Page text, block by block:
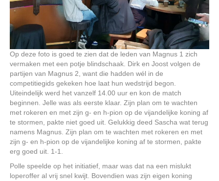
Op deze foto is goed te zien dat de leden van Magnus 1 zich
vermaken met een potje blindschaak. Dirk en Joost volgen de
partijen van Magnus 2, want die hadden wél in de
competitiegids gekeken hoe laat hun wedstrijd begon.
Uiteindelijk werd het vanzelf 14.00 uur en kon de match
beginnen. Jelle was als eerste klaar. Zijn plan om te wachten
met rokeren en met zijn g- en h-pion op de vijandelijke koning af
te stormen, pakte niet goed uit. Gelukkig deed Sascha wat terug
namens Magnus. Zijn plan om te wachten met rokeren en met
zijn g- en h-pion op de vijandelijke koning af te stormen, pakte
erg goed uit. 1-1.
Polle speelde op het initiatief, maar was dat na een mislukt
loperoffer al vrij snel kwijt. Bovendien was zijn eigen koning